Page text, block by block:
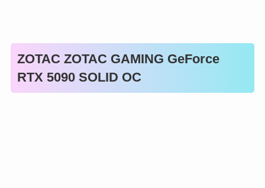
ZOTAC ZOTAC GAMING GeForce
RTX 5090 SOLID OC